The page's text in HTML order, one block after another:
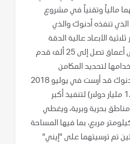
مالياً وتقنياً في مشروع
الذي تنفذه أدنوك والذي
الأبعاد عالية الدقة
للتراكيب الجيولوجية المعقدة على أعماق تصل إلى 25 ألف قدم
لتحديد المكامن
الهيدروكربونية المحتملة. وكانت أدنوك قد أرست في يوليو 2018
عقدين بقيمة 5.88 مليار درهم (1.6 مليار دولار) لتنفيذ أكبر
بحرية وبرية، ويغطي
تصل إلى 53 ألف كيلومتر مربع، بما فيها المساحة
تم ترسيتهما على "إيني"